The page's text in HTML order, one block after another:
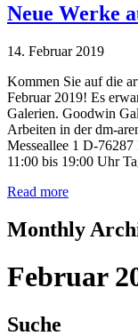
Neue Werke
14. Februar 2019
Kommen Sie auf die
Februar 2019! Es
Galerien. Goodwin
Arbeiten in der dm-
Messeallee 1 D-
11:00 bis 19:00 Uhr
Read more
Monthly
Februar
Suche